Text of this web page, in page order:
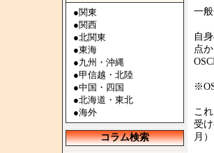
●関東
●関西
●北関東
●東海
●九州・沖縄
●甲信越・北陸
●中国・四国
●北海道・東北
●海外
コラム検索
一
自
点
こ
受
月